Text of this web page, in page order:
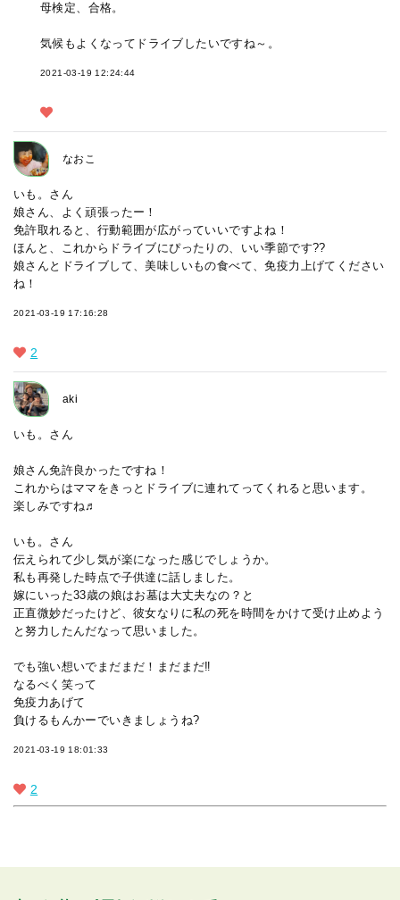
母検定、合格。
気候もよくなってドライブしたいですね～。
2021-03-19 12:24:44
なおこ
いも。さん
娘さん、よく頑張ったー！
免許取れると、行動範囲が広がっていいですよね！
ほんと、これからドライブにぴったりの、いい季節です??
娘さんとドライブして、美味しいもの食べて、免疫力上げてください
ね！
2021-03-19 17:16:28
2
aki
いも。さん
娘さん免許良かったですね！
これからはママをきっとドライブに連れてってくれると思います。
楽しみですね♬
いも。さん
伝えられて少し気が楽になった感じでしょうか。
私も再発した時点で子供達に話しました。
嫁にいった33歳の娘はお墓は大丈夫なの？と
正直微妙だったけど、彼女なりに私の死を時間をかけて受け止めよう
と努力したんだなって思いました。
でも強い想いでまだまだ！まだまだ‼︎
なるべく笑って
免疫力あげて
負けるもんかーでいきましょうね?
2021-03-19 18:01:33
2